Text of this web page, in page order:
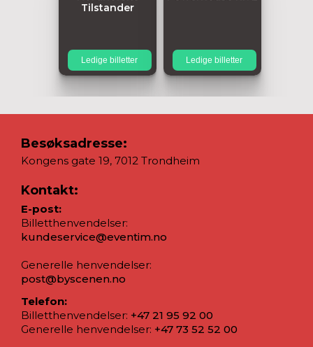
Tilstander
Ledige billetter Ledige billetter
Besøksadresse:
Kongens gate 19, 7012 Trondheim
Kontakt:
E-post:
Billetthenvendelser:
kundeservice@eventim.no
Generelle henvendelser:
post@byscenen.no
Telefon:
Billetthenvendelser: +47 21 95 92 00
Generelle henvendelser: +47 73 52 52 00